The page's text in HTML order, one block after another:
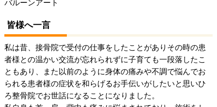
バルーンアート
皆様へ一言
私は昔、接骨院で受付の仕事をしたことがありその時の患
者様との温かい交流が忘れられずに子育ても一段落したこ
ともあり、また以前のように身体の痛みや不調で悩んでお
られる患者様の症状を和らげるお手伝いがしたいと思いひ
ろ整骨院でお世話になることになりました。